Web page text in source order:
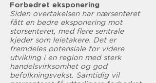
Forbedret eksponering
Siden overtakelsen har nærsenteret
fått en bedre eksponering mot
storsenteret, med flere sentrale
kjeder som leietakere. Det er
fremdeles potensiale for videre
utvikling i en region med sterk
handelsvirksomhet og god
befolkningsvekst. Samtidig vil